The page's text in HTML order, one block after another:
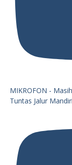
MIKROFON -
Tuntas Jalur